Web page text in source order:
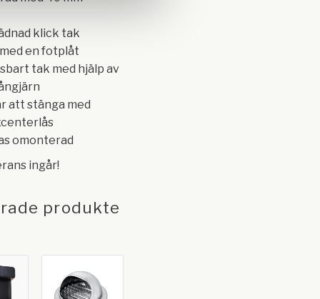
klick tak
med en fotplåt
tak med hjälp av
att stänga med
omonterad
ingår!
produkte